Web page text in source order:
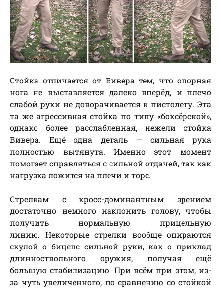
Стойка отличается от Вивера тем, что опорная
нога не выставляется далеко вперёд, и плечо
слабой руки не доворачивается к пистолету. Эта
та же агрессивная стойка по типу «боксёрской»,
однако более расслабленная, нежели стойка
Вивера. Ещё одна деталь — сильная рука
полностью вытянута. Именно этот момент
помогает справляться с сильной отдачей, так как
нагрузка ложится на плечи и торс.
Стрелкам с кросс-доминантным зрением
достаточно немного наклонить голову, чтобы
получить нормальную прицельную
линию. Некоторые стрелки вообще опираются
скулой о бицепс сильной руки, как о приклад
длинноствольного оружия, получая ещё
большую стабилизацию. При всём при этом, из-
за чуть увеличенного, по сравнению со стойкой